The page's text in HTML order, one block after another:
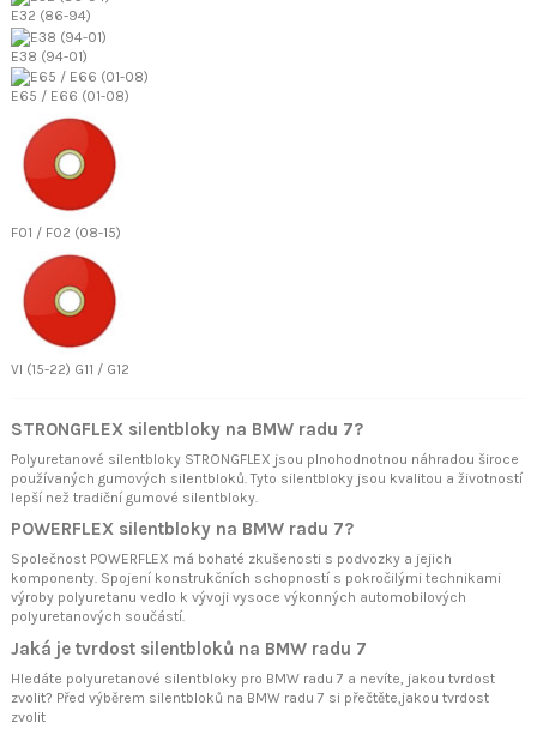
E32 (86-94)
E38 (94-01)
E65 / E66 (01-08)
F01 / F02 (08-15)
VI (15-22) G11 / G12
STRONGFLEX silentbloky na BMW radu 7?
Polyuretanové silentbloky STRONGFLEX jsou plnohodnotnou náhradou široce
používaných gumových silentbloků. Tyto silentbloky jsou kvalitou a životností
lepší než tradiční gumové silentbloky.
POWERFLEX silentbloky na BMW radu 7?
Společnost POWERFLEX má bohaté zkušenosti s podvozky a jejich
komponenty. Spojení konstrukčních schopností s pokročilými technikami
výroby polyuretanu vedlo k vývoji vysoce výkonných automobilových
polyuretanových součástí.
Jaká je tvrdost silentbloků na BMW radu 7
Hledáte polyuretanové silentbloky pro BMW radu 7 a nevíte, jakou tvrdost
zvolit? Před výběrem silentbloků na BMW radu 7 si přečtěte,jakou tvrdost
zvolit